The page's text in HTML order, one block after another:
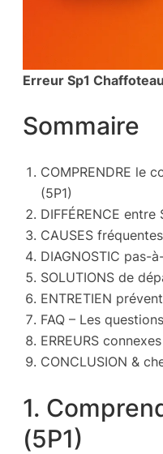
Erreur Sp1
Sommaire
COMPRENDRE le
(5P1)
DIFFÉRENCE entre
CAUSES
DIAGNOSTIC pas-
SOLUTIONS de
ENTRETIEN
FAQ – Les
ERREURS
CONCLUSION &
1.
(5P1)